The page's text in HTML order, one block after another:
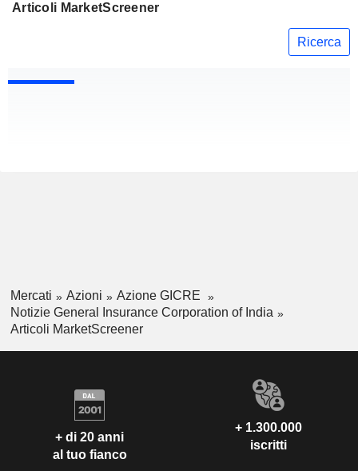
Articoli MarketScreener
Ricerca
Mercati Azioni
Azione GICRE
Notizie General Insurance Corporation of India
Articoli MarketScreener
+ di 20 anni
al tuo fianco
+ 1.300.000
iscritti